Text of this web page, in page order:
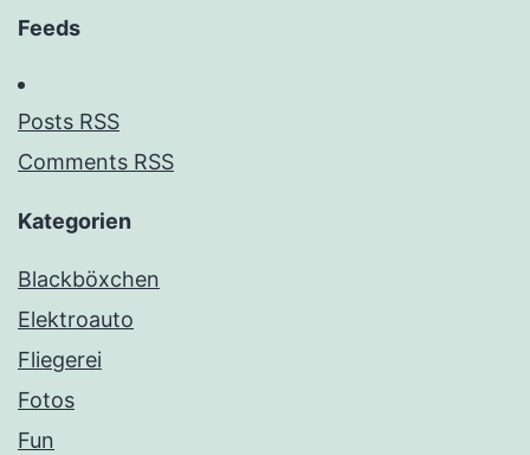
Feeds
Posts RSS
Comments RSS
Kategorien
Blackböxchen
Elektroauto
Fliegerei
Fotos
Fun